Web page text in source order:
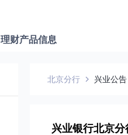
理财产品信息
北京分行 兴业公告
兴业银行北京